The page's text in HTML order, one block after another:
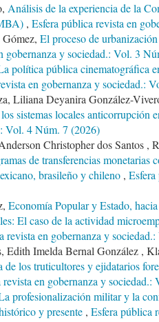
Análisis de la experiencia de la
, Esfera pública revista en
El proceso de
gobernanza y sociedad.: Vol. 3
política pública cinematográfica
en gobernanza y sociedad.:
Liliana Deyanira González-
sistemas locales anticorrupción
Vol. 4 Núm. 7 (2026)
Christopher dos Santos ,
de transferencias
brasileño y chileno ,
Economía Popular y Estado,
El caso de la actividad
revista en gobernanza y
Edith Imelda Bernal González ,
de los truticultores y ejidatarios
revista en gobernanza y
profesionalización militar y la
y presente , Esfera pública